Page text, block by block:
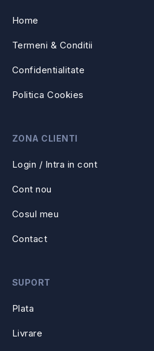
Home
Termeni & Conditii
Confidentialitate
Politica Cookies
ZONA CLIENTI
Login / Intra in cont
Cont nou
Cosul meu
Contact
SUPORT
Plata
Livrare